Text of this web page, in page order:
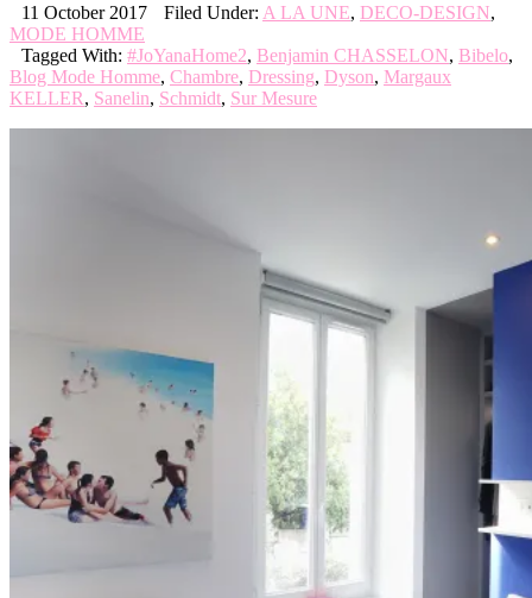
11 October 2017 Filed Under: A LA UNE, DECO-DESIGN,
MODE HOMME
Tagged With: #JoYanaHome2, Benjamin CHASSELON, Bibelo,
Blog Mode Homme, Chambre, Dressing, Dyson, Margaux
KELLER, Sanelin, Schmidt, Sur Mesure